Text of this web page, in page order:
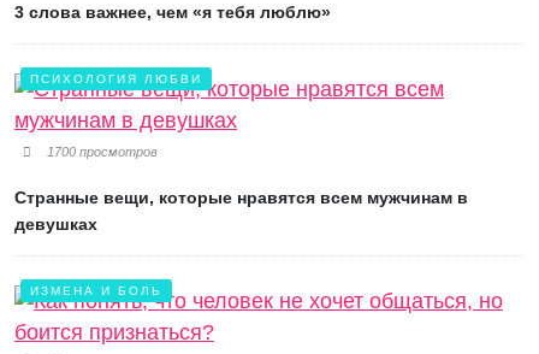
3 слова важнее, чем «я тебя люблю»
ПСИХОЛОГИЯ ЛЮБВИ
1700 просмотров
Странные вещи, которые нравятся всем мужчинам в
девушках
ИЗМЕНА И БОЛЬ